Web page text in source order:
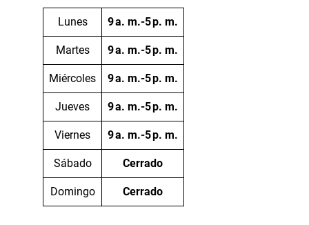
Lunes 9 a. m.-5 p. m.
Martes 9 a. m.-5 p. m.
Miércoles 9 a. m.-5 p. m.
Jueves 9 a. m.-5 p. m.
Viernes 9 a. m.-5 p. m.
Sábado Cerrado
Domingo Cerrado